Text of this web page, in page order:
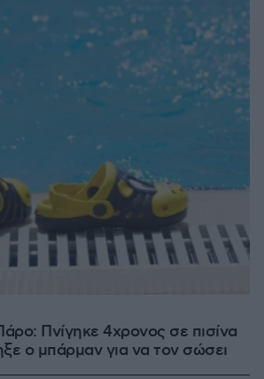
Πνίγηκε 4χρονος σε πισίνα
ο μπάρμαν για να τον σώσει